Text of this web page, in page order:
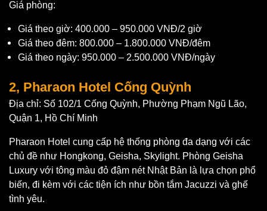
Giá phòng:
Giá theo giờ: 400.000 – 950.000 VNĐ/2 giờ
Giá theo đêm: 800.000 – 1.800.000 VNĐ/đêm
Giá theo ngày: 950.000 – 2.500.000 VNĐ/ngày
2, Pharaon Hotel Cống Quỳnh
Địa chỉ: Số 102/1 Cống Quỳnh, Phường Phạm Ngũ Lão,
Quận 1, Hồ Chí Minh
Pharaon Hotel cung cấp hệ thống phòng đa dạng với các
chủ đề như Hongkong, Geisha, Skylight. Phòng Geisha
Luxury với tông màu đỏ đậm nét Nhật Bản là lựa chọn phổ
biến, đi kèm với các tiện ích như bồn tắm Jacuzzi và ghế
tình yêu.